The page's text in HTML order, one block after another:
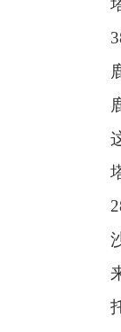
托
沙孜湖。
沙
塔